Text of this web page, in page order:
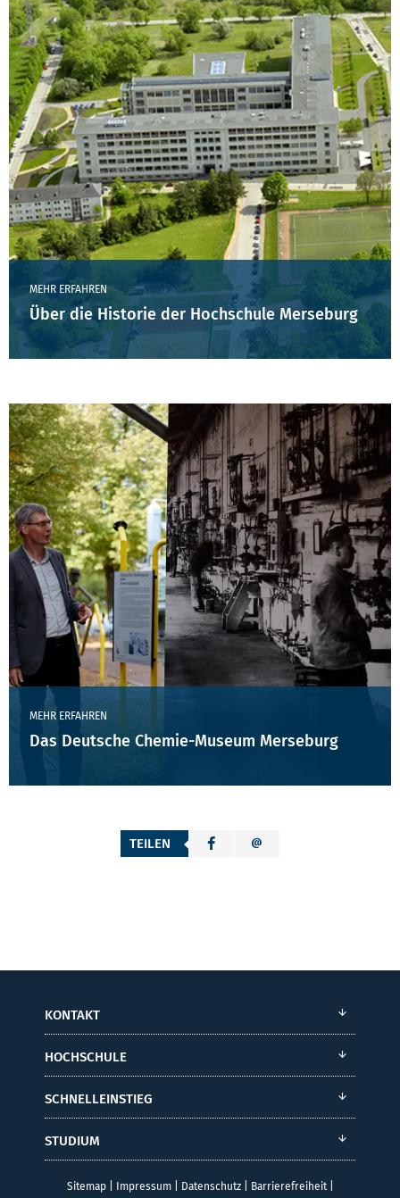
MEHR ERFAHREN
Über die Historie der Hochschule Merseburg
MEHR ERFAHREN
Das Deutsche Chemie-Museum Merseburg
TEILEN
KONTAKT
HOCHSCHULE
SCHNELLEINSTIEG
STUDIUM
Sitemap| Impressum| Datenschutz| Barrierefreiheit|